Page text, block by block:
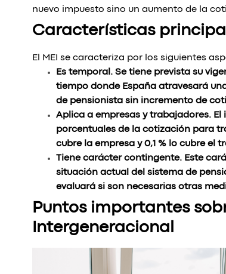
nuevo impuesto sino un aumento de la
Características
El MEI se caracteriza por los siguientes
Es temporal. Se tiene prevista su
tiempo donde España atravesará
de pensionista sin incremento de
Aplica a empresas y trabajadores.
porcentuales de la cotización para
cubre la empresa y 0,1 % lo cubre el
Tiene carácter contingente. Este
situación actual del sistema de
evaluará si son necesarias otras
Puntos importantes
Intergeneracional